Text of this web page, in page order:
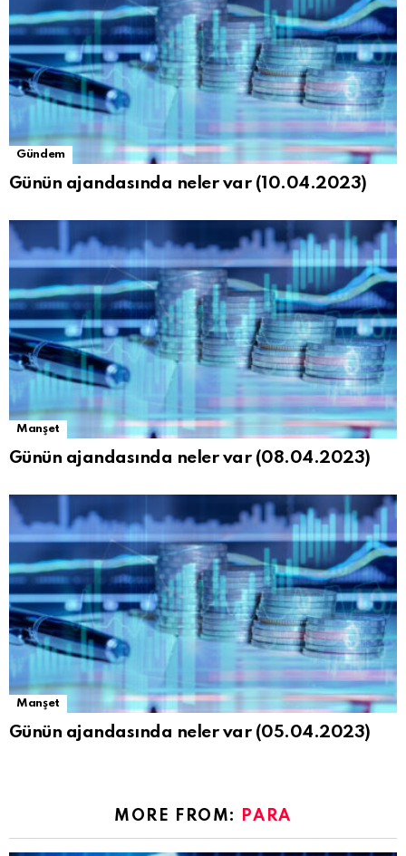
Gündem
Günün ajandasında neler var (10.04.2023)
Manşet
Günün ajandasında neler var (08.04.2023)
Manşet
Günün ajandasında neler var (05.04.2023)
MORE FROM: PARA